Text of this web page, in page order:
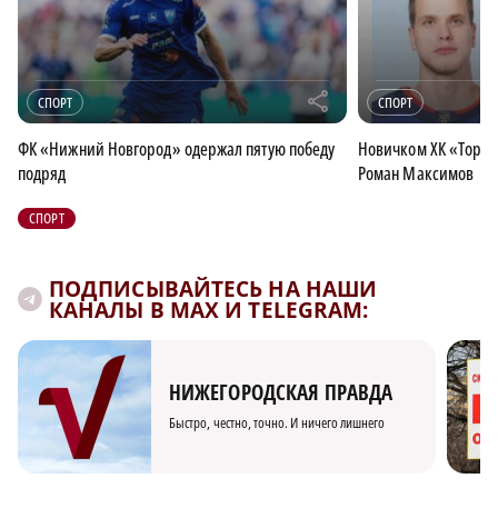
СПОРТ r
ФК «Нижний Новгород» одержал пятую победу
подряд
СПОРТ
Новичком ХК
Роман Максимов
СПОРТ
ПОДПИСЫВАЙТЕСЬ НА НАШИ
КАНАЛЫ В MAX И TELEGRAM:
НИЖЕГОРОДСКАЯ ПРАВДА
Быстро, честно, точно. И ничего лишнего